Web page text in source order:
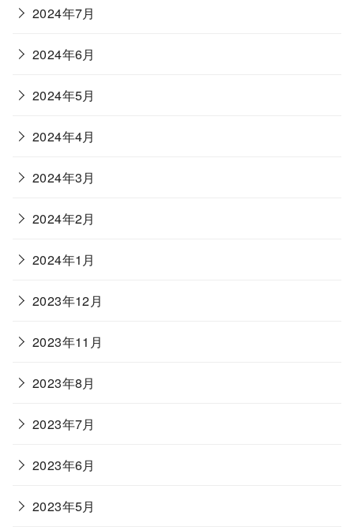
2024年7月
2024年6月
2024年5月
2024年4月
2024年3月
2024年2月
2024年1月
2023年12月
2023年11月
2023年8月
2023年7月
2023年6月
2023年5月